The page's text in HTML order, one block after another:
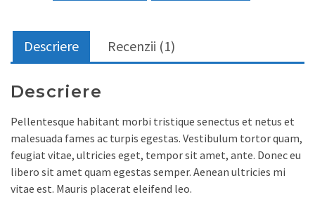
Descriere Recenzii (1)
Descriere
Pellentesque habitant morbi tristique senectus et netus et
malesuada fames ac turpis egestas. Vestibulum tortor quam,
feugiat vitae, ultricies eget, tempor sit amet, ante. Donec eu
libero sit amet quam egestas semper. Aenean ultricies mi
vitae est. Mauris placerat eleifend leo.